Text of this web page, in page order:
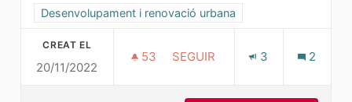
Resultats al filtrar per la categoria: Desenvolupament i
Desenvolupament i renovació urbana
CREAT EL
20/11/2022
53 53 SEGUIDORES
SEGUIR 3 2